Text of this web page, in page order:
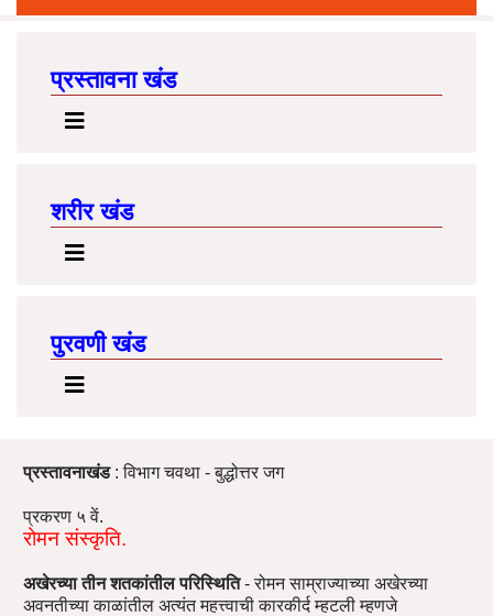
प्रस्तावना खंड
शरीर खंड
पुरवणी खंड
प्रस्तावनाखंड: विभाग चवथा - बुद्धोत्तर जग
प्रकरण ५ वें.
रोमन संस्कृति.
अखेरच्या तीन शतकांतील परिस्थिति - रोमन साम्राज्याच्या अखेरच्या
अवनतीच्या काळांतील अत्यंत महत्त्वाची कारकीर्द म्हटली म्हणजे